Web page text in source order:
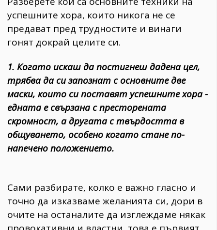
успешните хора, които никога не се
предават пред трудностите и винаги
гонят докрай целите си.
1. Когато искаш да постигнеш дадена цел,
трябва да си запознат с основните две
маски, които си поставят успешните хора -
едната е свързана с престорената
скромност, а другата с твърдостта в
общуването, особено когато стане по-
напечено положението.
Сами разбирате, колко е важно гласно и
точно да изказваме желанията си, дори в
очите на останалите да изглеждаме някак